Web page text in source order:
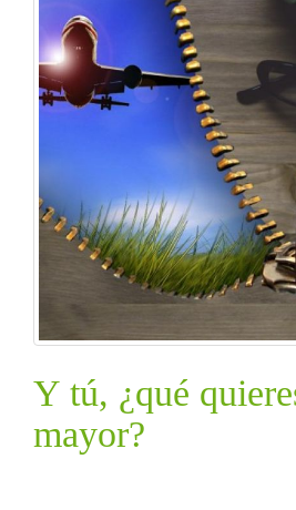
Y tú, ¿qué
mayor?